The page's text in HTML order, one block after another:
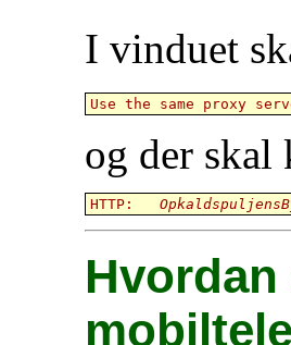
I vinduet
og der skal
HTTP: